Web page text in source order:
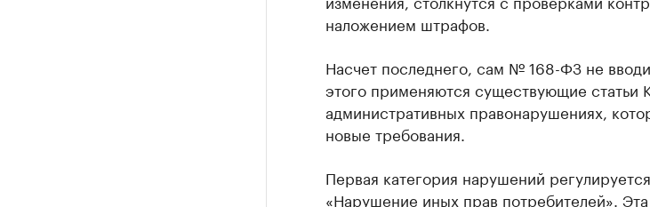
наложением штрафов.
Насчет последнего, сам № 168-ФЗ не
этого применяются существующие статьи
административных правонарушениях,
новые требования.
Первая категория нарушений
«Нарушение иных прав потребителей».